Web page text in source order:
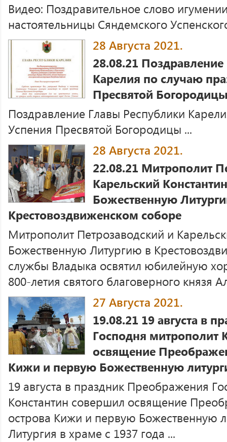
Видео: Поздравительное слово
настоятельницы Сяндемского
28 Августа 2021.
28.08.21
Карелия по случаю
Пресвятой
Поздравление Главы Республики
Успения Пресвятой Богородицы ...
28 Августа 2021.
22.08.21 Митрополит
Карельский
Божественную
Крестовоздвиженском соборе
Митрополит Петрозаводский и
Божественную Литургию в
службы Владыка освятил юбилейную
800-летия святого благоверного князя
27 Августа 2021.
19.08.21 19 августа в
Господня митрополит
освящение
Кижи и первую Божественную
19 августа в праздник Преображения
Константин совершил освящение
острова Кижи и первую Божественную
Литургия в храме с 1937 года ...